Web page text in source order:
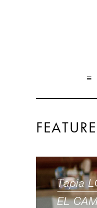
FEATURE